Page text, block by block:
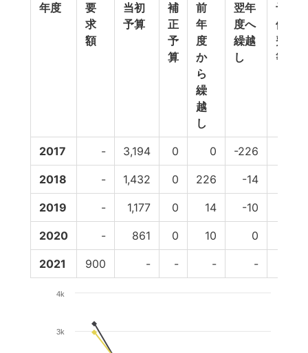
年度
要
求
額
当初
予算
補
正
予
算
前
年
度
か
ら
繰
越
し
翌年
度へ
繰越
し
予
備
費
等
2017 - 3,194 0 0 -226
2018 - 1,432 0 226 -14
2019 - 1,177 0 14 -10
2020 - 861 0 10 0
2021 900 - - - -
3k
4k